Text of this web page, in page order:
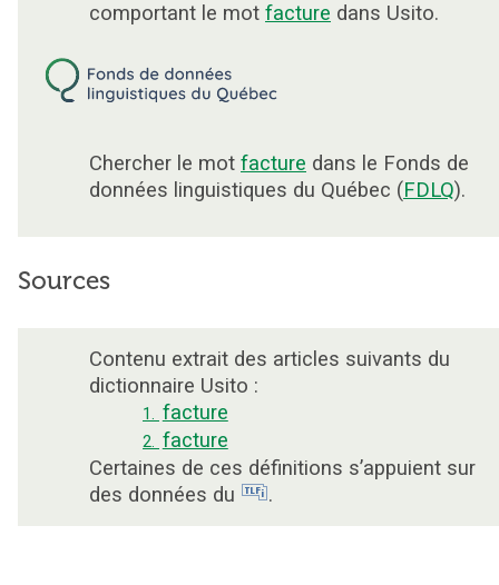
comportant le mot facture dans Usito.
Chercher le mot facture dans le Fonds de
données linguistiques du Québec (FDLQ).
Sources
Contenu extrait des articles suivants du
dictionnaire Usito :
1. facture
2. facture
Certaines de ces définitions s’appuient sur
des données du
.